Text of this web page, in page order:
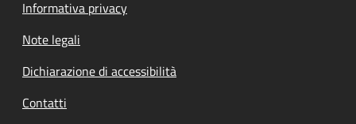
Informativa privacy
Note legali
Dichiarazione di accessibilità
Contatti